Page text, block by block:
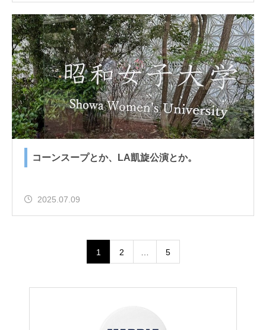
コーンスープとか、LA凱旋公演とか。
2025.07.09
1 2 5